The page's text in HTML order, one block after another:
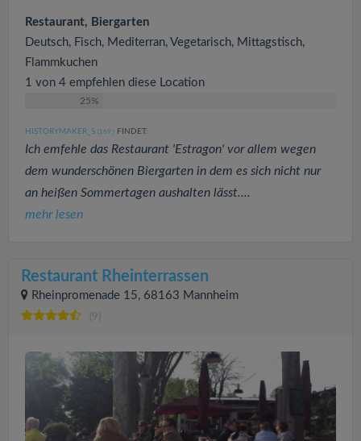
Restaurant, Biergarten
Deutsch, Fisch, Mediterran, Vegetarisch, Mittagstisch,
Flammkuchen
1 von 4 empfehlen diese Location
25%
HISTORYMAKER_S (169 ) FINDET:
Ich emfehle das Restaurant 'Estragon' vor allem wegen
dem wunderschönen Biergarten in dem es sich nicht nur
an heißen Sommertagen aushalten lässt....
mehr lesen
Restaurant Rheinterrassen
Rheinpromenade 15, 68163 Mannheim
(9)